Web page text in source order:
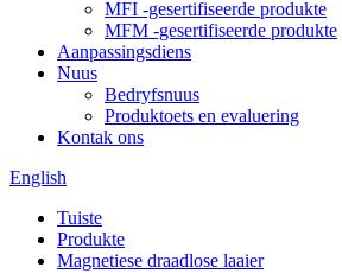
MFI -gesertifiseerde produkte
MFM -gesertifiseerde produkte
Aanpassingsdiens
Nuus
Bedryfsnuus
Produktoets en evaluering
Kontak ons
English
Tuiste
Produkte
Magnetiese draadlose laaier